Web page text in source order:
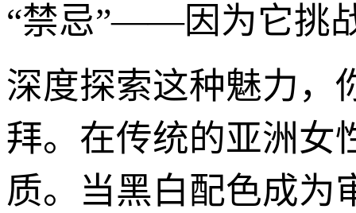
“禁忌”——因为它挑
深度探索这种魅力，
拜。在传统的亚洲女
质。当黑白配色成为